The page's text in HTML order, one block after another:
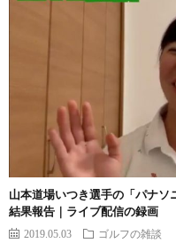
山本道場いつき選手の「パナ
結果報告｜ライブ配信の録画
2019.05.03 ゴルフの雑談